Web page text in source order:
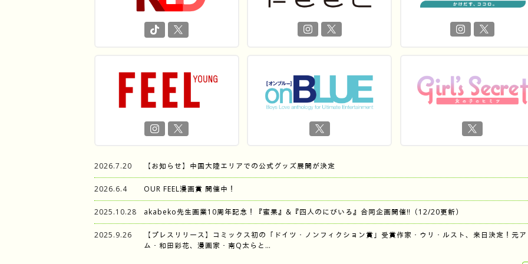
2026.7.20 【お知らせ】中国大陸エリアでの公式グッズ展開が決定
2026.6.4 OUR FEEL漫画賞 開催中！
2025.10.28 akabeko先生画業10周年記念！『蜜果』&『四人のにびいろ』合同企画開催‼︎（12/20更新）
2025.9.26
【プレスリリース】コミックス初の「ドイツ・ノンフィクション賞」受賞作家・ウリ・ルスト、来日決定！元
ム・和田彩花、漫画家・南Q太らと…